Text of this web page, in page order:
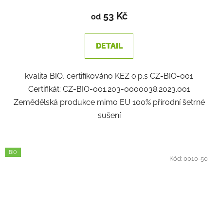
od53 Kč
DETAIL
kvalita BIO, certifikováno KEZ o.p.s CZ-BIO-001
Certifikát: CZ-BIO-001.203-0000038.2023.001
Zemědělská produkce mimo EU 100% přírodní šetrné
sušení
BIO
Kód:0010-50